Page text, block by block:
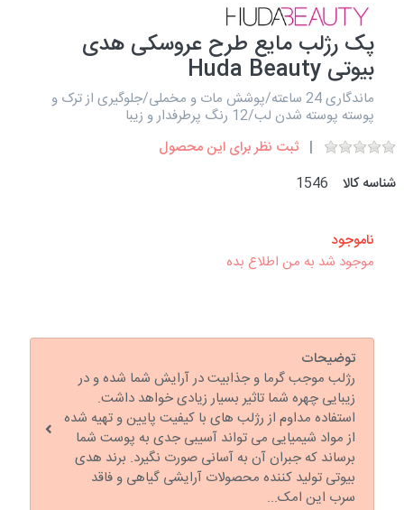
پک رژلب مایع طرح عروسکی هدی
بیوتی Huda Beauty
ماندگاری 24 ساعته/پوشش مات و مخملی/جلوگیری از ترک و
پوسته پوسته شدن لب/12 رنگ پرطرفدار و زیبا
ثبت نظر برای این محصول
شناسه کالا
1546
ناموجود
موجود شد به من اطلاع بده
توضیحات
رژلب موجب گرما و جذابیت در آرایش شما شده و در
زیبایی چهره شما تاثیر بسیار زیادی خواهد داشت.
استفاده مداوم از رژلب های با کیفیت پایین و تهیه شده
از مواد شیمیایی می تواند آسیبی جدی به پوست شما
برساند که جبران آن به آسانی صورت نگیرد. برند هدی
بیوتی تولید کننده محصولات آرایشی گیاهی و فاقد
سرب این امک...